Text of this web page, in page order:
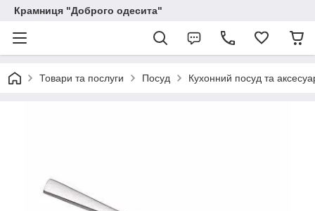
Крамниця "Доброго одесита"
Товари та послуги Посуд Кухонний посуд та